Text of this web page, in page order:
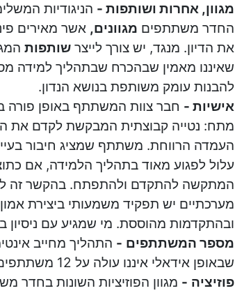
מגוון, אחרות ושותפות - הניגודיות
החדר משתתפים מגוונים, אשר מאירים
את הדיון. מנגד, יש צורך לייצר שותפות
שאיננו מאמין שבהכרח שבתהליך למידה
להבנות עומק משותפת בנושא הנדון.
אישיות - חבר צוות המשתתף באופן פורה
מתח: נטייה קבוצתית המבקשת לקדם את
העמדה הרווחת. משתתף שמציג חיבור
עלול לפגוע מאוד בתהליך הלמידה, אם
המתקשה להתקדם ולהתפתח. בהקשר זה
מערכתיים יש תפקיד משמעותי ביצירת
ובהתקדמות מהוססת. מי שמגיע עם ניסיון
מספר המשתתפים - התהליך מחייב
שבאופן אידאלי איננו עולה על 12 משתתפים.
פוזיציה - מגוון הפוזיציות השונות